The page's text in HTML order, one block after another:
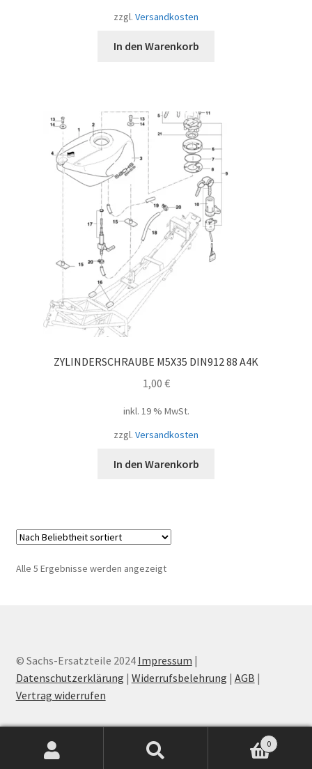
zzgl. Versandkosten
In den Warenkorb
ZYLINDERSCHRAUBE M5X35 DIN912 88 A4K
1,00 €
inkl. 19 % MwSt.
zzgl. Versandkosten
In den Warenkorb
Alle 5 Ergebnisse werden angezeigtNach
© Sachs-Ersatzteile 2024 Impressum |
Datenschutzerklärung | Widerrufsbelehrung | AGB |
Vertrag widerrufen
0